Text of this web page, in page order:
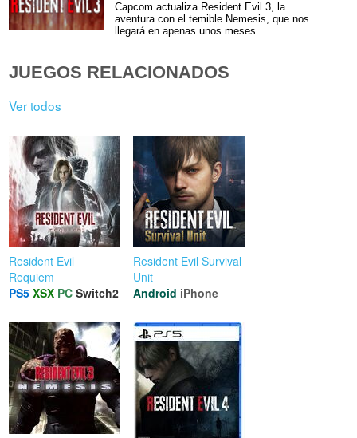
Capcom actualiza Resident Evil 3, la
aventura con el temible Nemesis, que nos
llegará en apenas unos meses.
JUEGOS RELACIONADOS
Ver todos
Resident Evil
Requiem
PS5 XSX PC Switch2
Resident Evil Survival
Unit
Android iPhone